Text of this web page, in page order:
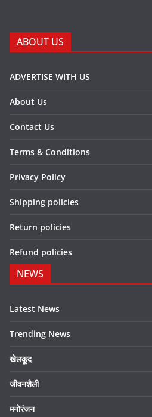
ABOUT US
ADVERTISE WITH US
About Us
Contact Us
Terms & Conditions
Privacy Policy
Shipping policies
Return policies
Refund policies
NEWS
Latest News
Trending News
खेलकूद
जीवनशैली
मनोरंजन